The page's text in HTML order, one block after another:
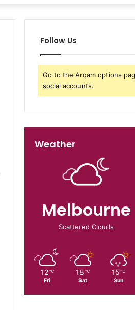
Follow Us
Go to the Arqam options
social accounts.
Weather
Melbourne
Scattered Clouds
12 ℃
Fri
18 ℃
Sat
15 ℃
Sun